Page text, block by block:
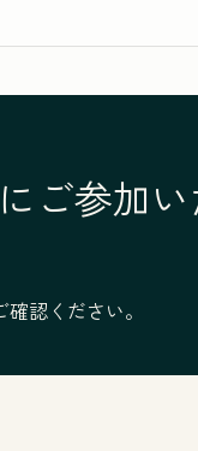
ご参加
認ください。